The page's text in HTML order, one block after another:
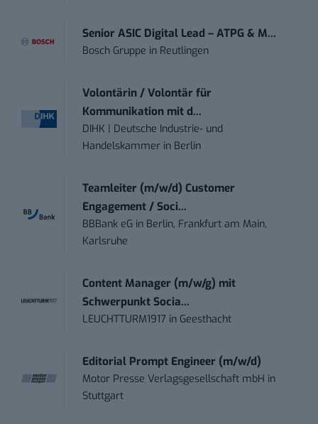
Senior ASIC Digital Lead – ATPG & M...
Bosch Gruppe in Reutlingen
Volontärin / Volontär für
Kommunikation mit d...
DIHK | Deutsche Industrie- und
Handelskammer in Berlin
Teamleiter (m/w/d) Customer
Engagement / Soci...
BBBank eG in Berlin, Frankfurt am Main,
Karlsruhe
Content Manager (m/w/g) mit
Schwerpunkt Socia...
LEUCHTTURM1917 in Geesthacht
Editorial Prompt Engineer (m/w/d)
Motor Presse Verlagsgesellschaft mbH in
Stuttgart